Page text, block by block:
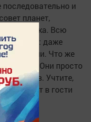
и
планет,
зодиака. Всю
даже
Что же
сердце?! Они просто
Учтите,
в гости